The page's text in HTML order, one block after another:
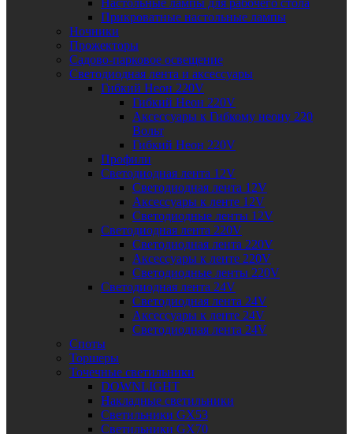
Прикроватные настольные лампы
Ночники
Прожекторы
Садово-парковое освещение
Светодиодная лента и аксессуары
Гибкий Неон 220V
Гибкий Неон 220V
Аксессуары к Гибкому неону 220
Вольт
Гибкий Неон 220V
Профили
Светодиодная лента 12V
Светодиодная лента 12V
Аксессуары к ленте 12V
Светодиодные ленты 12V
Светодиодная лента 220V
Светодиодная лента 220V
Аксессуары к ленте 220V
Светодиодные ленты 220V
Светодиодная лента 24V
Светодиодная лента 24V
Аксессуары к ленте 24V
Светодиодная лента 24V
Споты
Торшеры
Точечные светильники
DOWNLIGHT
Накладные светильники
Светильники GX53
Светильники GX70